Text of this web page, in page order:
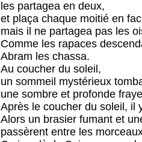
les partagea en deux,
et plaça chaque moitié en
mais il ne partagea pas les
Comme les rapaces
Abram les chassa.
Au coucher du soleil,
un sommeil mystérieux
une sombre et profonde
Après le coucher du soleil, il
Alors un brasier fumant et
passèrent entre les